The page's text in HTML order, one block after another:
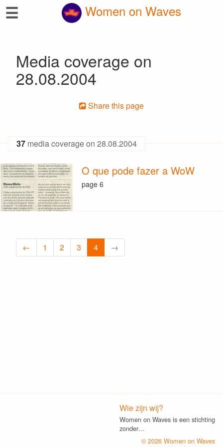
☰ Women on Waves
Media coverage on
28.08.2004
Share this page
37 media coverage on 28.08.2004
O que pode fazer a WoW
page 6
← 1 2 3 4 →
Wie zijn wij?
Women on Waves is een stichting
zonder…
© 2026 Women on Waves